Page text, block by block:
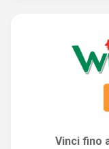
Vinci fino